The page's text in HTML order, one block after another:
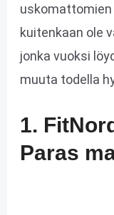
uskomattomien
kuitenkaan ole
jonka vuoksi
muuta todella
1.
Paras